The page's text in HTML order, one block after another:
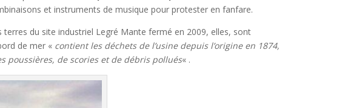
et instruments de musique pour protester en fanfare.
du site industriel Legré Mante fermé en 2009, elles, sont
de mer « contient les déchets de l’usine depuis l’origine en 1874,
poussières, de scories et de débris pollués« .